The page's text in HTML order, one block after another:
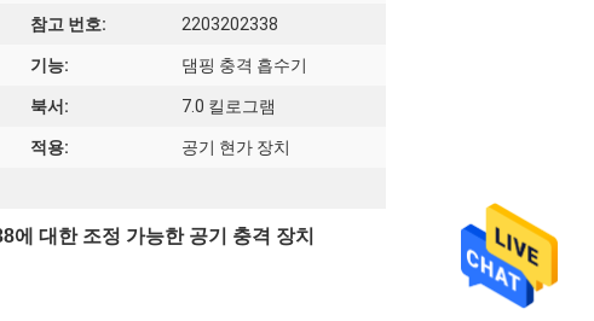
참고 번호: 2203202338
기능: 댐핑 충격 흡수기
북서: 7.0 킬로그램
적용: 공기 현가 장치
대한 조정 가능한 공기 충격 장치